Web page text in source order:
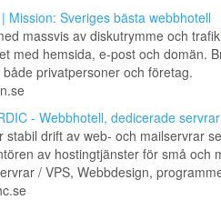
Mission: Sveriges bästa webbhotell
massvis av diskutrymme och
med hemsida, e-post och domän.
privatpersoner och företag.
- Webbhotell, dedicerade
stabil drift av web- och mailservrar
av hostingtjänster för små och
/ VPS, Webbdesign,